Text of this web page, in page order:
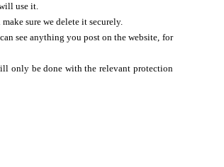
use it.
sure we delete it securely.
see anything you post on the website, for
only be done with the relevant protection